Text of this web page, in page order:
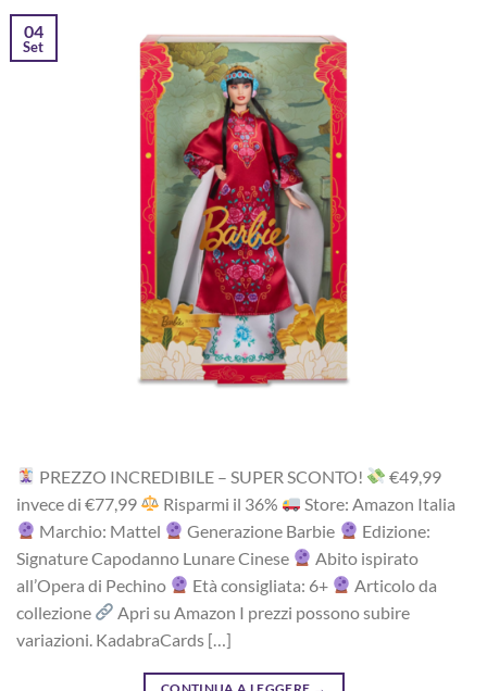
04
Set
PREZZO INCREDIBILE – SUPER SCONTO!
‎€49,99
i‎nv‎ec‎e ‎di‎ €‎77,99
R‎is‎pa‎rm‎i ‎il‎ 36%
Store: Amazon Italia
Marchio: Mattel
Generazione Barbie
Edizione:
Signature Capodanno Lunare Cinese
Abito ispirato
all’Opera di Pechino
Età consigliata: 6+
Articolo da
collezione
Apri su Amazon I prezzi possono subire
variazioni. KadabraCards […]